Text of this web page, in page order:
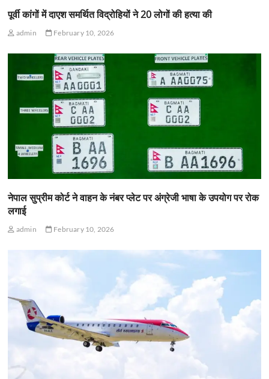
पूर्वी कांगों में दाएश समर्थित विद्रोहियों ने 20 लोगों की हत्या की
admin February 10, 2026
नेपाल सुप्रीम कोर्ट ने वाहन के नंबर प्लेट पर अंग्रेजी भाषा के उपयोग पर रोक
लगाई
admin February 10, 2026